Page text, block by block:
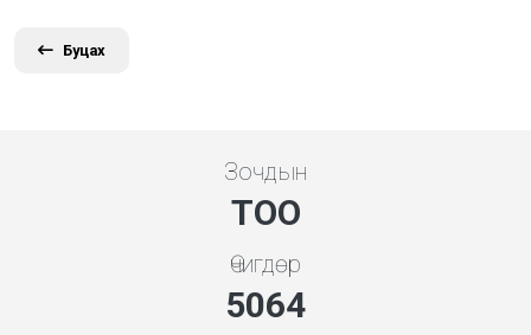
Буцах
Зочдын
ТОО
Өчигдөр
5648